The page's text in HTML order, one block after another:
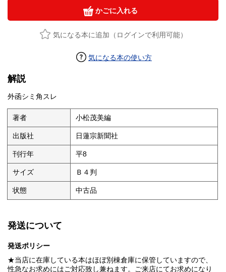
かごに入れる
気になる本に追加（ログインで利用可能）
気になる本の使い方
解説
外函シミ角スレ
著者 小松茂美編
出版社 日蓮宗新聞社
刊行年 平8
サイズ Ｂ４判
状態 中古品
発送について
発送ポリシー
★当店に在庫している本はほぼ別棟倉庫に保管していますので、
性急なお求めにはご対応致し兼ねます。ご来店にてお求めになり